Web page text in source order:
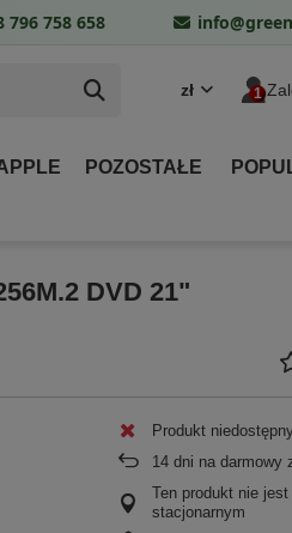
zł
POZOSTAŁE
DVD 21"
Produkt
14 dni na darmowy
Ten produkt nie
stacjonarnym
796 758 658